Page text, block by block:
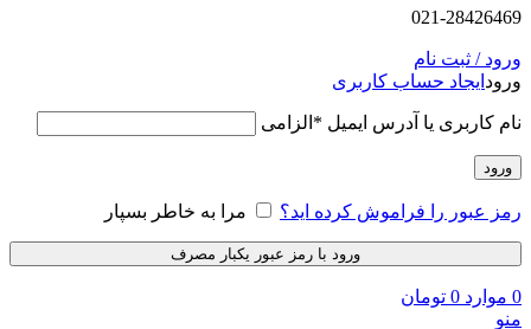
021-
نام
حساب کاربری
یا آدرس ایمیل*الزامی
را فراموش کرده اید؟ مرا به خاطر بسپار
ورود با رمز عبور یکبار مصرف
تومان